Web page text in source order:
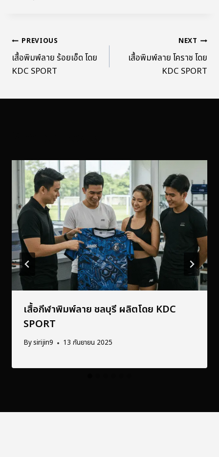
PREVIOUS
เสื้อพิมพ์ลาย ร้อยเอ็ด โดย
KDC SPORT
NEXT
เสื้อพิมพ์ลาย โคราช โดย
KDC SPORT
เสื้อกีฬาพิมพ์ลาย ชลบุรี ผลิตโดย KDC
SPORT
Bysirijin9 13 กันยายน 2025